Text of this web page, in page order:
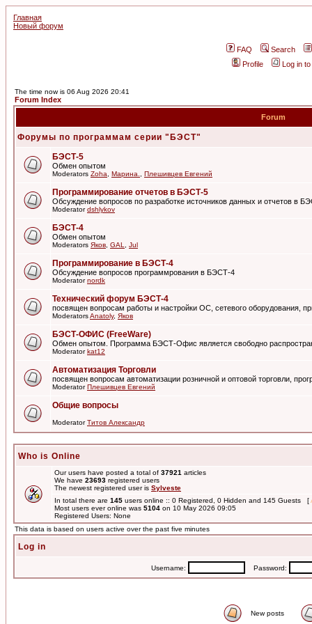
Главная
Новый форум
FAQ
Search
Profile
Log in
The time now is 06 Aug 2026 20:41
Forum Index
Forum
Форумы по программам серии "БЭСТ"
БЭСТ-5
Обмен опытом
Moderators Zoha Марина. Плешивцев Евгений
Программирование отчетов в БЭСТ-5
Обсуждение вопросов по разработке источников данных и отчетов в
Moderatordshlykov
БЭСТ-4
Обмен опытом
Moderators Яков GAL Jul
Программирование в БЭСТ-4
Обсуждение вопросов программрования в БЭСТ-4
Moderatornordk
Технический форум БЭСТ-4
посвящен вопросам работы и настройки ОС, сетевого оборудования,
ModeratorsAnatoly, Яков
БЭСТ-ОФИС (FreeWare)
Обмен опытом. Программа БЭСТ-Офис является свободно
Moderatorkat12
Автоматизация Торговли
посвящен вопросам автоматизации розничной и оптовой торговли,
ModeratorПлешивцев Евгений
Общие вопросы
ModeratorТитов Александр
Who is Online
Our users have posted a total of 37921 articles
We have 23693 registered users
The newest registered user is Sylveste
In total there are 145 users online :: 0 Registered, 0 Hidden and 145 Guests [
Most users ever online was 5104 on 10 May 2026 09:05
Registered Users: None
This data is based on users active over the past five minutes
Log in
Username: Password:
New posts